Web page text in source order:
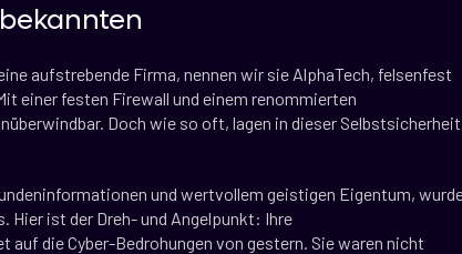
aufstrebende Firma, nennen wir sie AlphaTech, felsenfest
einer festen Firewall und einem renommierten
Doch wie so oft, lagen in dieser Selbstsicherheit
und wertvollem geistigen Eigentum,
Hier ist der Dreh- und Angelpunkt: Ihre
die Cyber-Bedrohungen von gestern. Sie waren nicht